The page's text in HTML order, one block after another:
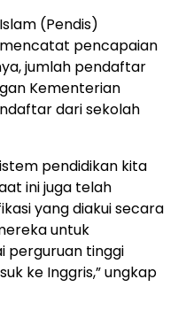
(Pendis)
mencatat pencapaian
jumlah pendaftar
Kementerian
dari sekolah
pendidikan kita
ini juga telah
yang diakui secara
untuk
perguruan tinggi
ke Inggris,” ungkap